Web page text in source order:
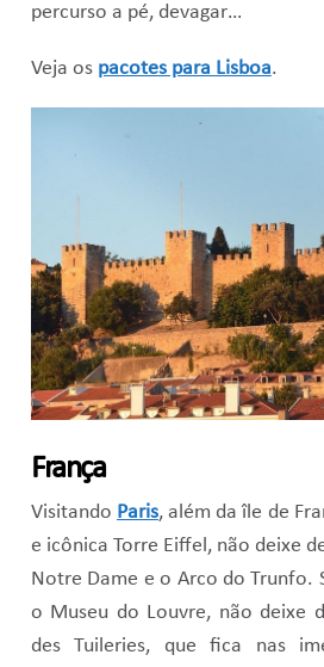
percurso a pé, devagar…
Veja os pacotes para Lisboa.
França
Visitando Paris, além da île de
e icônica Torre Eiffel, não deixe
Notre Dame e o Arco do Trunfo.
o Museu do Louvre, não deixe
des Tuileries, que fica nas